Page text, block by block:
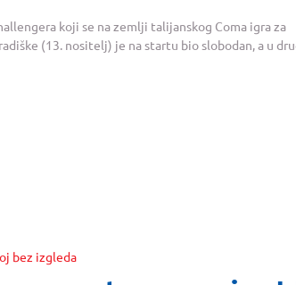
koji se na zemlji talijanskog Coma igra za
(13. nositelj) je na startu bio slobodan, a u